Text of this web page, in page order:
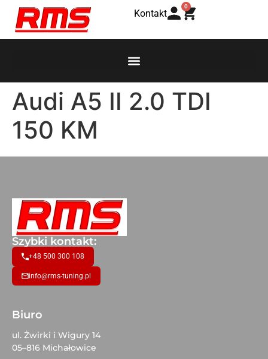
Kontakt
0
Audi A5 II 2.0 TDI
150 KM
Szybki kontakt:
+48 500 300 108
info@rms-tuning.pl
Biuro
ul. Żwirki i Wigury 14
05–816 Michałowice